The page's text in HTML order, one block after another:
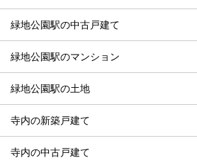
緑地公園駅の中古戸建て
緑地公園駅のマンション
緑地公園駅の土地
寺内の新築戸建て
寺内の中古戸建て